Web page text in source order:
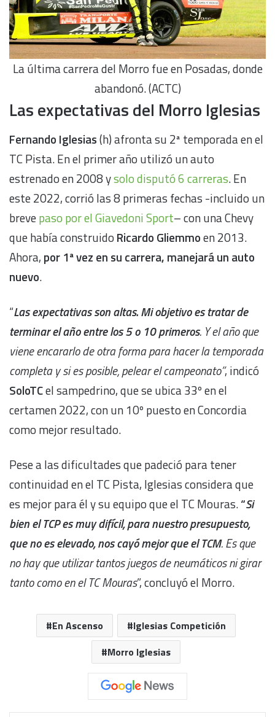
La última carrera del Morro fue en Posadas, donde
abandonó. (ACTC)
Las expectativas del Morro Iglesias
Fernando Iglesias(h) afronta su 2ª temporada en el
TC Pista. En el primer año utilizó un auto
estrenado en 2008 ysolo disputó 6 carreras. En
este 2022, corrió las 8 primeras fechas -incluido un
brevepaso por el Giavedoni Sport– con una Chevy
que había construido Ricardo Gliemmoen 2013.
Ahora, por 1ª vez en su carrera, manejará un auto
nuevo.
“Las expectativas son altas. Mi objetivo es tratar de
terminar el año entre los 5 o 10 primeros. Y el año que
viene encararlo de otra forma para hacer la temporada
completa y si es posible, pelear el campeonato”, indicó
SoloTCel sampedrino, que se ubica 33º en el
certamen 2022, con un 10º puesto en Concordia
como mejor resultado.
Pese a las dificultades que padeció para tener
continuidad en el TC Pista, Iglesias considera que
es mejor para él y su equipo que el TC Mouras.“Si
bien el TCP es muy difícil, para nuestro presupuesto,
que no es elevado, nos cayó mejor que el TCM. Es que
no hay que utilizar tantos juegos de neumáticos ni girar
tanto como en el TC Mouras”, concluyó el Morro.
En Ascenso
Iglesias Competición
Morro Iglesias